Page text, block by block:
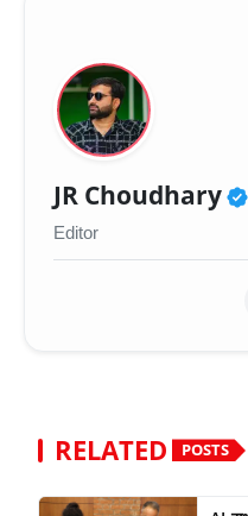
JR Choudhary
Editor
RELATED POSTS